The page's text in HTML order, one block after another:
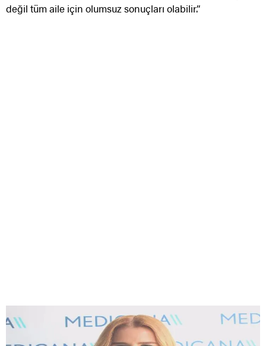
değil tüm aile için olumsuz sonuçları olabilir.”